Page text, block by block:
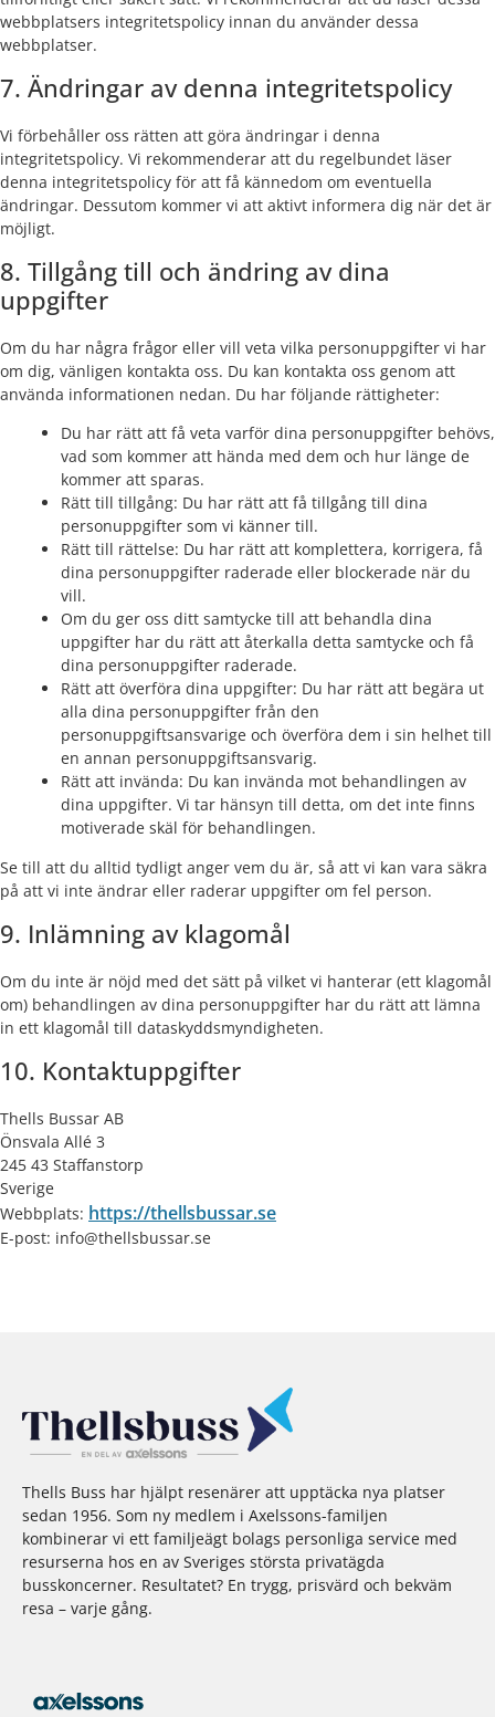
webbplatsers integritetspolicy innan du använder dessa
webbplatser.
7. Ändringar av denna integritetspolicy
Vi förbehåller oss rätten att göra ändringar i denna
integritetspolicy. Vi rekommenderar att du regelbundet läser
denna integritetspolicy för att få kännedom om eventuella
ändringar. Dessutom kommer vi att aktivt informera dig när det är
möjligt.
8. Tillgång till och ändring av dina
uppgifter
Om du har några frågor eller vill veta vilka personuppgifter vi har
om dig, vänligen kontakta oss. Du kan kontakta oss genom att
använda informationen nedan. Du har följande rättigheter:
Du har rätt att få veta varför dina personuppgifter behövs,
vad som kommer att hända med dem och hur länge de
kommer att sparas.
Rätt till tillgång: Du har rätt att få tillgång till dina
personuppgifter som vi känner till.
Rätt till rättelse: Du har rätt att komplettera, korrigera, få
dina personuppgifter raderade eller blockerade när du
vill.
Om du ger oss ditt samtycke till att behandla dina
uppgifter har du rätt att återkalla detta samtycke och få
dina personuppgifter raderade.
Rätt att överföra dina uppgifter: Du har rätt att begära ut
alla dina personuppgifter från den
personuppgiftsansvarige och överföra dem i sin helhet till
en annan personuppgiftsansvarig.
Rätt att invända: Du kan invända mot behandlingen av
dina uppgifter. Vi tar hänsyn till detta, om det inte finns
motiverade skäl för behandlingen.
Se till att du alltid tydligt anger vem du är, så att vi kan vara säkra
på att vi inte ändrar eller raderar uppgifter om fel person.
9. Inlämning av klagomål
Om du inte är nöjd med det sätt på vilket vi hanterar (ett klagomål
om) behandlingen av dina personuppgifter har du rätt att lämna
in ett klagomål till dataskyddsmyndigheten.
10. Kontaktuppgifter
Thells Bussar AB
Önsvala Allé 3
245 43 Staffanstorp
Sverige
Webbplats: https://thellsbussar.se
E-post: info@thellsbussar.se
Thells Buss har hjälpt resenärer att upptäcka nya platser
sedan 1956. Som ny medlem i Axelssons-familjen
kombinerar vi ett familjeägt bolags personliga service med
resurserna hos en av Sveriges största privatägda
busskoncerner. Resultatet? En trygg, prisvärd och bekväm
resa – varje gång.